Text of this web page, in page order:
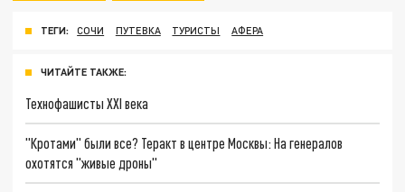
ТЕГИ: СОЧИ ПУТЕВКА ТУРИСТЫ АФЕРА
ЧИТАЙТЕ ТАКЖЕ:
Технофашисты XXI века
"Кротами" были все? Теракт в центре Москвы: На генералов
охотятся "живые дроны"